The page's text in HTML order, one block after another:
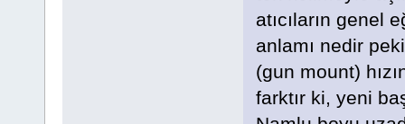
atıcıların genel
anlamı nedir
(gun mount)
farktır ki, yeni